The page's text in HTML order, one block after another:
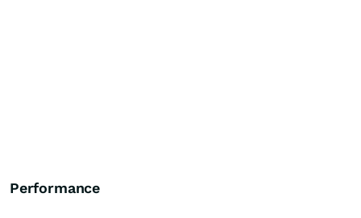
Performance